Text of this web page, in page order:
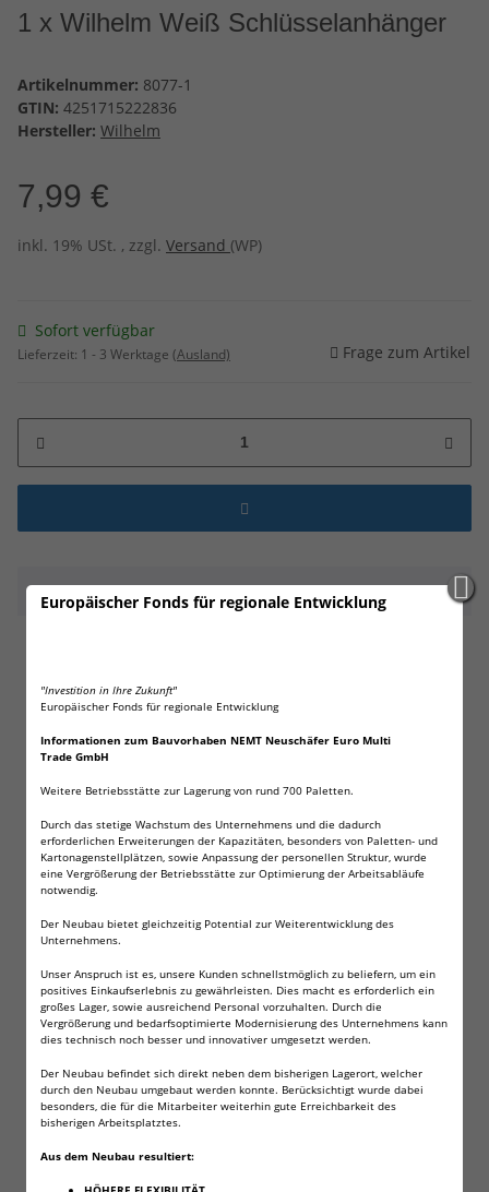
Europäischer Fonds für regionale Entwicklung
"Investition in Ihre Zukunft"
Europäischer Fonds für regionale Entwicklung
Informationen zum Bauvorhaben NEMT Neuschäfer Euro Multi
Trade GmbH
Weitere Betriebsstätte zur Lagerung von rund 700 Paletten.
Durch das stetige Wachstum des Unternehmens und die dadurch
erforderlichen Erweiterungen der Kapazitäten, besonders von Paletten- und
Kartonagenstellplätzen, sowie Anpassung der personellen Struktur, wurde
eine Vergrößerung der Betriebsstätte zur Optimierung der Arbeitsabläufe
notwendig.
Der Neubau bietet gleichzeitig Potential zur Weiterentwicklung des
Unternehmens.
Unser Anspruch ist es, unsere Kunden schnellstmöglich zu beliefern, um ein
positives Einkaufserlebnis zu gewährleisten. Dies macht es erforderlich ein
großes Lager, sowie ausreichend Personal vorzuhalten. Durch die
Vergrößerung und bedarfsoptimierte Modernisierung des Unternehmens kann
dies technisch noch besser und innovativer umgesetzt werden.
Der Neubau befindet sich direkt neben dem bisherigen Lagerort, welcher
durch den Neubau umgebaut werden konnte. Berücksichtigt wurde dabei
besonders, die für die Mitarbeiter weiterhin gute Erreichbarkeit des
bisherigen Arbeitsplatztes.
Aus dem Neubau resultiert:
1 x Wilhelm Weiß Schlüsselanhänger
Artikelnummer: 8077-1
GTIN: 4251715222836
Hersteller: Wilhelm
7,99 €
inkl. 19% USt. , zzgl. Versand (WP)
Sofort verfügbar
Lieferzeit: 1 - 3 Werktage (Ausland) Frage zum Artikel
Beschreibung
weiß
Wilhelm CS-Spray / Pfefferspray zur Tierabwehr
Inhalt 16ml je Sprühdose
Sprühdauer ca. 4 Sekunden
Tierabwehrspray zur erfolgreiche
Selbstverteidigung auf Distanz praktischer
Schlüsselanhänger
Dank 11 % Oleoresin-Capsicin was ca. 2 Millionen
Tieren
Legal ohne Altersbeschränkung erhältlich
CS Spray CS Gas Pfefferspray Tierabwehrspray
passend
Biozidprodukte vorsichtig verwenden. Vor
Gebrauch stets Etikett und Produktinformationen